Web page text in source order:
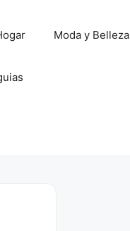
Moda y Belleza